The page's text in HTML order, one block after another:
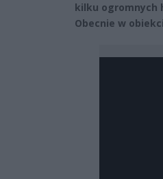
kilku ogromnych
Obecnie w